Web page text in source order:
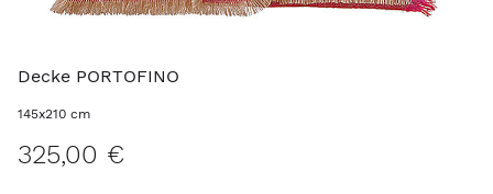
Decke PORTOFINO
145x210 cm
325,00 €